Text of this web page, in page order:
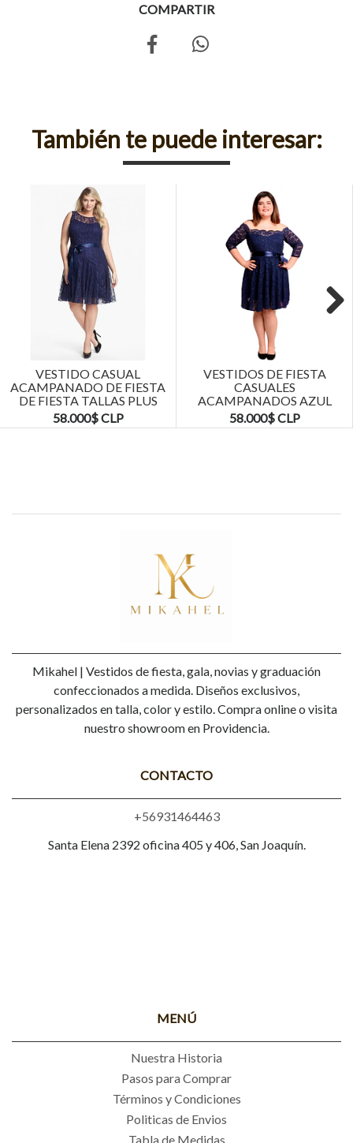
COMPARTIR
También te puede interesar:
VESTIDO CASUAL
ACAMPANADO DE FIESTA
DE FIESTA TALLAS PLUS
KADRIHEL
58.000$ CLP
VESTIDOS DE FIESTA
CASUALES
ACAMPANADOS AZUL
MARINO TALLAS PLUS
KADRIHEL
58.000$ CLP
Mikahel | Vestidos de fiesta, gala, novias y graduación
confeccionados a medida. Diseños exclusivos,
personalizados en talla, color y estilo. Compra online o visita
nuestro showroom en Providencia.
CONTACTO
+56931464463
Santa Elena 2392 oficina 405 y 406, San Joaquín.
MENÚ
Nuestra Historia
Pasos para Comprar
Términos y Condiciones
Politicas de Envios
Tabla de Medidas